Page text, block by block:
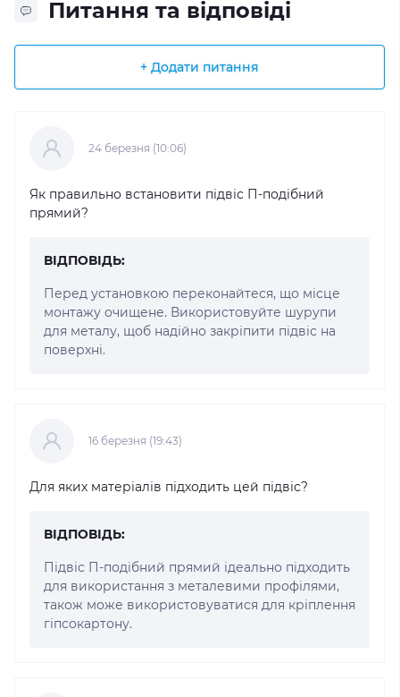
Питання та відповіді
+ Додати питання
24 березня (10:06)
Як правильно встановити підвіс П-подібний
прямий?
ВІДПОВІДЬ:
Перед установкою переконайтеся, що місце
монтажу очищене. Використовуйте шурупи
для металу, щоб надійно закріпити підвіс на
поверхні.
16 березня (19:43)
Для яких матеріалів підходить цей підвіс?
ВІДПОВІДЬ:
Підвіс П-подібний прямий ідеально підходить
для використання з металевими профілями,
також може використовуватися для кріплення
гіпсокартону.